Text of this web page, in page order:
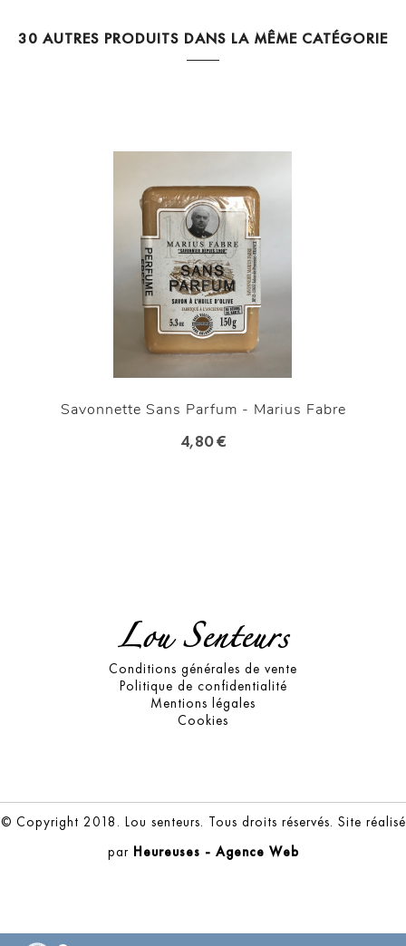
30 AUTRES PRODUITS DANS LA MÊME CATÉGORIE
Savonnette Sans Parfum - Marius Fabre
4,80 €
Lou Senteurs
Conditions générales de vente
Politique de confidentialité
Mentions légales
Cookies
© Copyright 2018. Lou senteurs. Tous droits réservés. Site réalisé
par Heureuses - Agence Web